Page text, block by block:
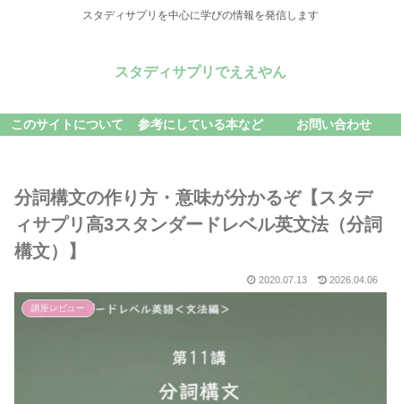
スタディサプリを中心に学びの情報を発信します
スタディサプリでええやん
このサイトについて 参考にしている本など お問い合わせ
分詞構文の作り方・意味が分かるぞ【スタデ
ィサプリ高3スタンダードレベル英文法（分詞
構文）】
2020.07.13 2026.04.06
講座レビュー